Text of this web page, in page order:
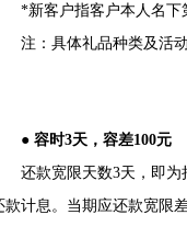
新客户指客户本人名下第
：具体礼品种类及活动
● 容时3天，容差100元
款宽限天数3天，即为持
款计息。当期应还款宽限